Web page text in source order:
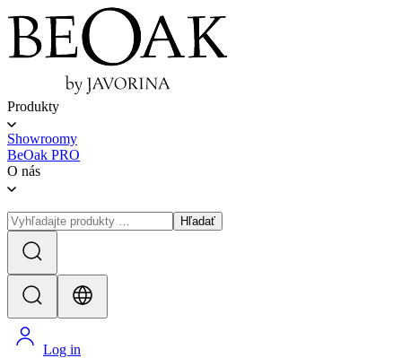
Produkty
Showroomy
BeOak PRO
O nás
Hľadať
Log in